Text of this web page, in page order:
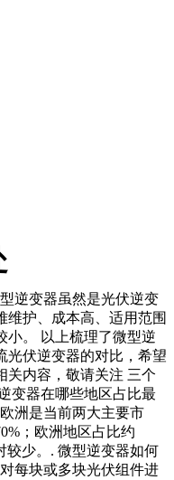
逆变器虽然是光伏逆变
维护、成本高、适用范围
小。 以上梳理了微型逆
光伏逆变器的对比，希望
关内容，敬请关注 三个
变器在哪些地区占比最
洲是当前两大主要市
；欧洲地区占比约
较少。. 微型逆变器如何
每块或多块光伏组件进